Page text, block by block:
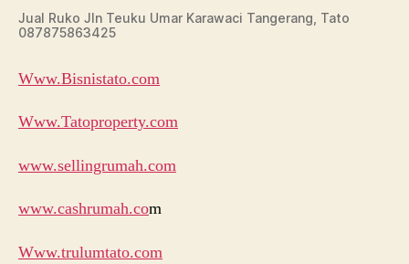
Jual Ruko Jln Teuku Umar Karawaci Tangerang, Tato
087875863425
Www.Bisnistato.com
Www.Tatoproperty.com
www.sellingrumah.com
www.cashrumah.com
Www.trulumtato.com